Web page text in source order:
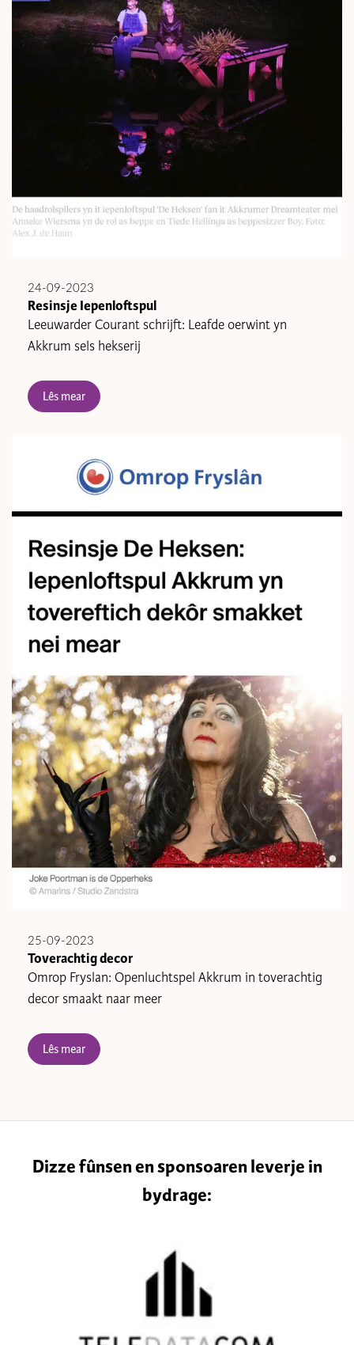
24-09-2023
Resinsje Iepenloftspul
Leeuwarder Courant schrijft: Leafde oerwint yn
Akkrum sels hekserij
Lês mear
25-09-2023
Toverachtig decor
Omrop Fryslan: Openluchtspel Akkrum in toverachtig
decor smaakt naar meer
Lês mear
Dizze fûnsen en sponsoaren leverje in
bydrage: